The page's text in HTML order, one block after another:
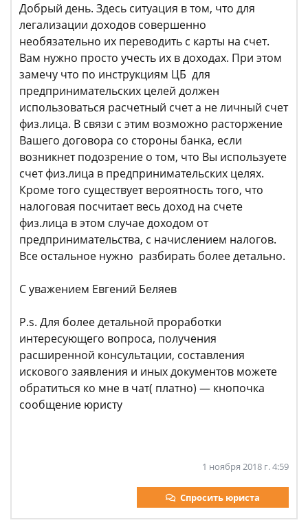
Добрый день. Здесь ситуация в том, что для
легализации доходов совершенно
необязательно их переводить с карты на счет.
Вам нужно просто учесть их в доходах. При этом
замечу что по инструкциям ЦБ для
предпринимательских целей должен
использоваться расчетный счет а не личный счет
физ.лица. В связи с этим возможно расторжение
Вашего договора со стороны банка, если
возникнет подозрение о том, что Вы используете
счет физ.лица в предпринимательских целях.
Кроме того существует вероятность того, что
налоговая посчитает весь доход на счете
физ.лица в этом случае доходом от
предпринимательства, с начислением налогов.
Все остальное нужно разбирать более детально.
С уважением Евгений Беляев
P.s. Для более детальной проработки
интересующего вопроса, получения
расширенной консультации, составления
искового заявления и иных документов можете
обратиться ко мне в чат( платно) — кнопочка
сообщение юристу
1 ноября 2018 г. 4:59
Спросить юриста